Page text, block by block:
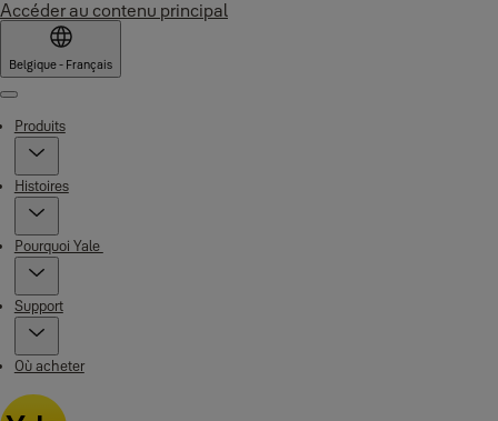
Accéder au contenu principal
Belgique - Français
Menu
Produits
Histoires
Pourquoi Yale
Support
Où acheter